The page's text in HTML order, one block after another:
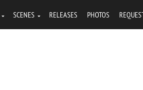
SCENES RELEASES PHOTOS